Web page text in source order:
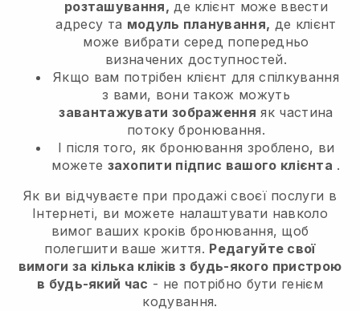
розташування, де клієнт може ввести
адресу та модуль планування, де клієнт
може вибрати серед попередньо
визначених доступностей.
Якщо вам потрібен клієнт для спілкування
з вами, вони також можуть
завантажувати зображення як частина
потоку бронювання.
І після того, як бронювання зроблено, ви
можете захопити підпис вашого клієнта .
Як ви відчуваєте при продажі своєї послуги в
Інтернеті, ви можете налаштувати навколо
вимог ваших кроків бронювання, щоб
полегшити ваше життя. Редагуйте свої
вимоги за кілька кліків з будь-якого пристрою
в будь-який час - не потрібно бути генієм
кодування.